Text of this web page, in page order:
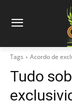
Tags Acordo de
Tudo